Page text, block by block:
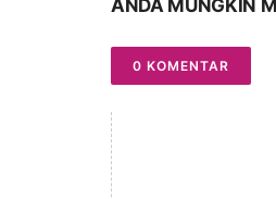
ANDA MUNGKIN
0 KOMENTAR